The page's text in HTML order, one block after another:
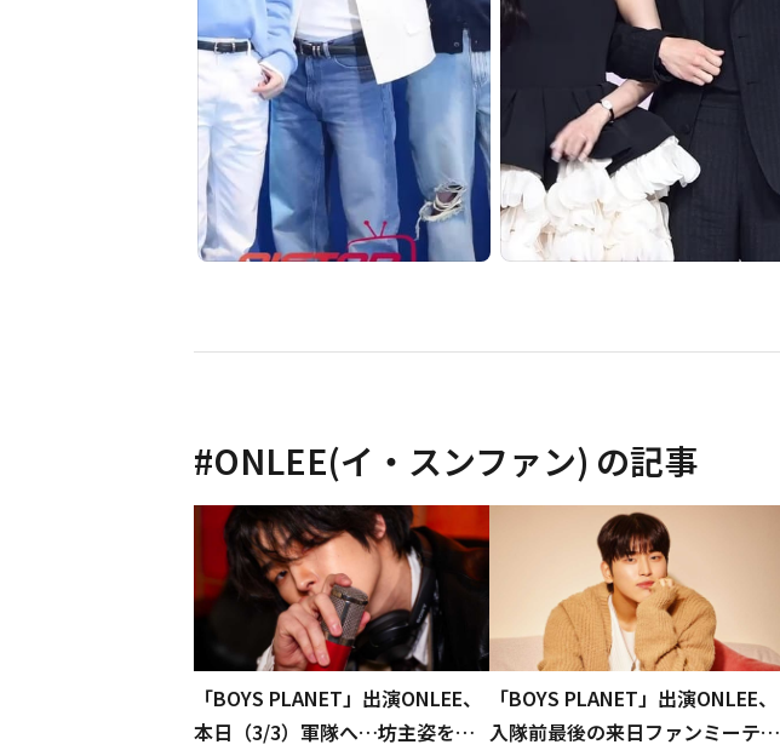
#ONLEE(イ・スンファン) の記事
「BOYS PLANET」出演ONLEE、
本日（3/3）軍隊へ…坊主姿を公
「BOYS PLANET」出演ONLEE、
入隊前最後の来日ファンミーティ